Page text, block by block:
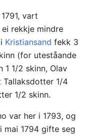
vart
rekkje mindre
i Kristiansand fekk 3
(for uteståande
1 1/2 skinn, Olav
Tallaksdotter 1/4
1/2 skinn.
var her i 1793, og
mai 1794 gifte seg